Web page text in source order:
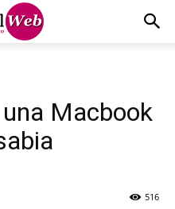
Macbook
516